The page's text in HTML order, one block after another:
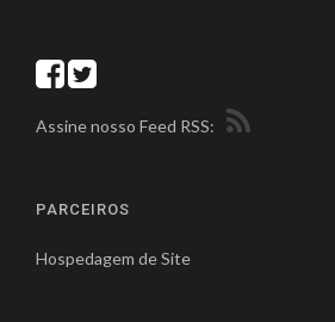
Assine nosso Feed RSS:
PARCEIROS
Hospedagem de Site